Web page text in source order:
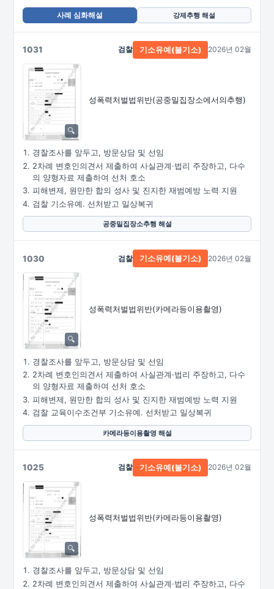
사례 심화해설 강제추행 해설
1031
성폭력처벌법위반(공중밀집장소에서의추행)
검찰 기소유예(불기소) 2026년 02월
경찰조사를 앞두고, 방문상담 및 선임
2차례 변호인의견서 제출하여 사실관계·법리 주장하고, 다수
의 양형자료 제출하여 선처 호소
피해변제, 원만한 합의 성사 및 진지한 재범예방 노력 지원
검찰 기소유예. 선처받고 일상복귀
공중밀집장소추행 해설
1030
성폭력처벌법위반(카메라등이용촬영)
검찰 기소유예(불기소) 2026년 02월
경찰조사를 앞두고, 방문상담 및 선임
2차례 변호인의견서 제출하여 사실관계·법리 주장하고, 다수
의 양형자료 제출하여 선처 호소
피해변제, 원만한 합의 성사 및 진지한 재범예방 노력 지원
검찰 교육이수조건부 기소유예. 선처받고 일상복귀
카메라등이용촬영 해설
1025
성폭력처벌법위반(카메라등이용촬영)
검찰 기소유예(불기소) 2026년 02월
경찰조사를 앞두고, 방문상담 및 선임
2차례 변호인의견서 제출하여 사실관계·법리 주장하고, 다수